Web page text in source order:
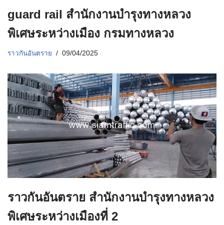
guard rail สำนักงานบำรุงทางหลวง
พิเศษระหว่างเมือง กรมทางหลวง
ราวกันอันตราย 09/04/2025
ราวกันอันตราย สำนักงานบำรุงทางหลวง
พิเศษระหว่างเมืองที่ 2